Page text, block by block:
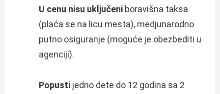
U cenu nisu uključeni boravišna taksa
(plaća se na licu mesta), medjunarodno
putno osiguranje (moguće je obezbediti u
agenciji).
Popusti jedno dete do 12 godina sa 2